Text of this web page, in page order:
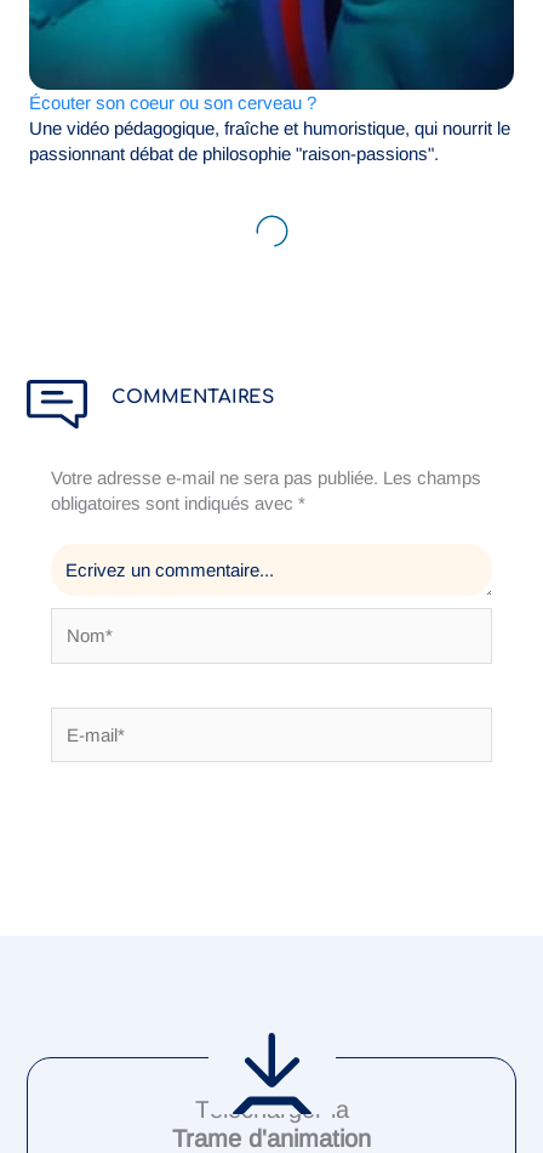
Écouter son coeur ou son cerveau ?
Une vidéo pédagogique, fraîche et humoristique, qui nourrit le
passionnant débat de philosophie "raison-passions".
COMMENTAIRES
Votre adresse e-mail ne sera pas publiée. Les champs
obligatoires sont indiqués avec*
mail*
Télécharger la
Trame d'animation